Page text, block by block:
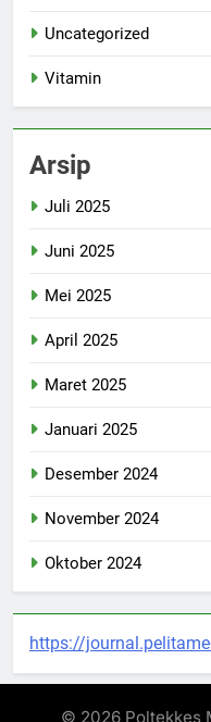
Uncategorized
Vitamin
Arsip
Juli 2025
Juni 2025
Mei 2025
April 2025
Maret 2025
Januari 2025
Desember 2024
November 2024
Oktober 2024
https://
© 2026 Poltekkes